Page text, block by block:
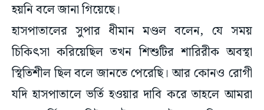
হয়নি বলে জানা গিয়েছে।
হাসপাতালের সুপার ধীমান মণ্ডল বলেন, যে সময়
চিকিৎসা করিয়েছিল তখন শিশুটির শারিরীক অবস্থা
স্থিতিশীল ছিল বলে জানতে পেরেছি। আর কোনও রোগী
যদি হাসপাতালে ভর্তি হওয়ার দাবি করে তাহলে আমরা